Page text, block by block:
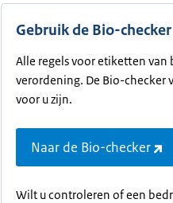
Gebruik de Bio-checker
Alle regels voor etiketten
verordening. De Bio-checker
voor u zijn.
Naar de Bio-checker
Wilt u controleren of een